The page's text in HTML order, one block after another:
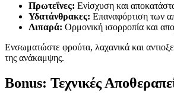
Πρωτεΐνες: Ενίσχυση και
Υδατάνθρακες: Επαναφόρτιση των
Λιπαρά: Ορμονική ισορροπία και
Ενσωματώστε φρούτα, λαχανικά και
της ανάκαμψης.
Bonus: Τεχνικές